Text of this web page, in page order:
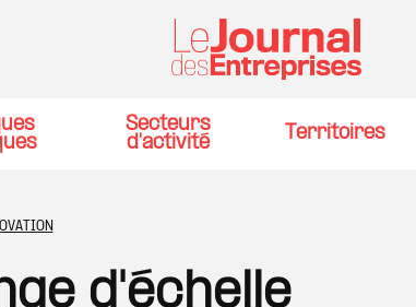
Secteurs
d'activité
Territoires
d'échelle